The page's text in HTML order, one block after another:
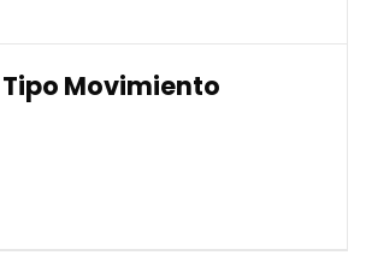
Movimiento